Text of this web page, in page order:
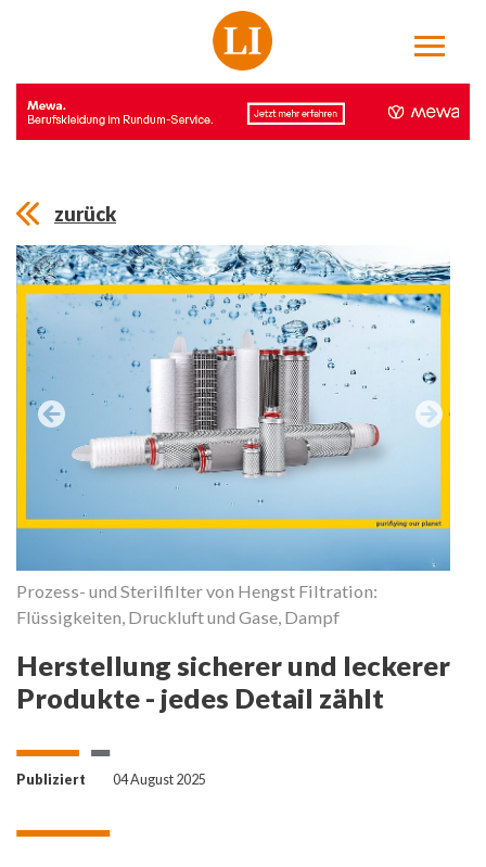
zurück
Prozess- und Sterilfilter von Hengst Filtration:
Flüssigkeiten, Druckluft und Gase, Dampf
Herstellung sicherer und leckerer
Produkte - jedes Detail zählt
Publiziert 04 August 2025